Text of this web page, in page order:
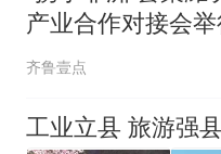
产业合作对接会
齐鲁壹点
工业立县 旅游强